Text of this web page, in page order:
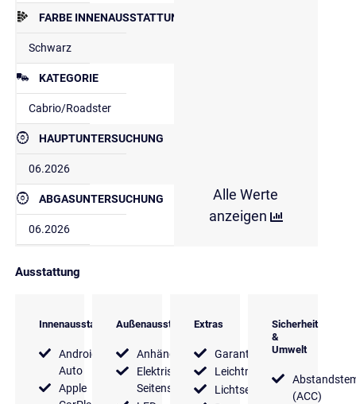
FARBE INNENAUSSTATTUNG
Schwarz
KATEGORIE
Cabrio/Roadster
HAUPTUNTERSUCHUNG
06.2026
ABGASUNTERSUCHUNG
06.2026
Alle Werte
anzeigen
Ausstattung
Innenausstattung
Android
Auto
Apple
Außenausstattung
Anhängerkupplung
Elektrische
Seitenspiegel
Extras
Garantie
Leichtmetallfelgen
Lichtsensor
Sicherheit
&
Umwelt
(ACC)